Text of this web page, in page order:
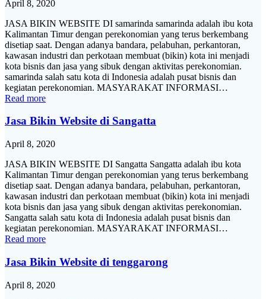
April 8, 2020
JASA BIKIN WEBSITE DI samarinda samarinda adalah ibu kota
Kalimantan Timur dengan perekonomian yang terus berkembang
disetiap saat. Dengan adanya bandara, pelabuhan, perkantoran,
kawasan industri dan perkotaan membuat (bikin) kota ini menjadi
kota bisnis dan jasa yang sibuk dengan aktivitas perekonomian.
samarinda salah satu kota di Indonesia adalah pusat bisnis dan
kegiatan perekonomian. MASYARAKAT INFORMASI…
Read more
Jasa Bikin Website di Sangatta
April 8, 2020
JASA BIKIN WEBSITE DI Sangatta Sangatta adalah ibu kota
Kalimantan Timur dengan perekonomian yang terus berkembang
disetiap saat. Dengan adanya bandara, pelabuhan, perkantoran,
kawasan industri dan perkotaan membuat (bikin) kota ini menjadi
kota bisnis dan jasa yang sibuk dengan aktivitas perekonomian.
Sangatta salah satu kota di Indonesia adalah pusat bisnis dan
kegiatan perekonomian. MASYARAKAT INFORMASI…
Read more
Jasa Bikin Website di tenggarong
April 8, 2020